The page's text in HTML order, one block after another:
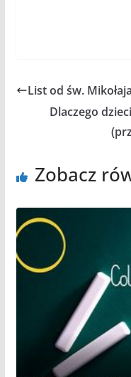
List od św. Mikołaja
Dlaczego
Zobacz